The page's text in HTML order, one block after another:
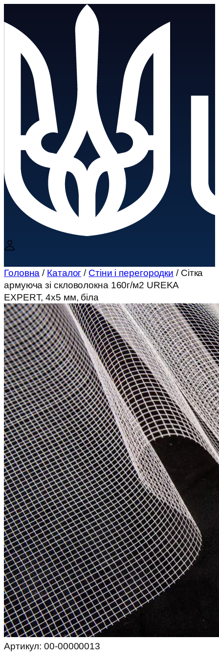
Головна / Каталог / Стіни і перегородки / Сітка
армуюча зі скловолокна 160г/м2 UREKA
EXPERT, 4х5 мм, біла
Артикул:00-00000013